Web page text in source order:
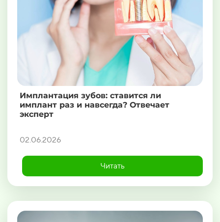
Имплантация зубов: ставится ли
имплант раз и навсегда? Отвечает
эксперт
02.06.2026
Читать